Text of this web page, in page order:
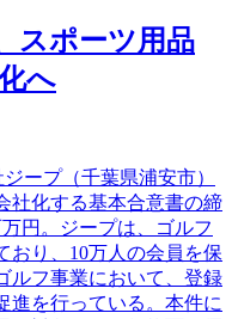
スポーツ用品
へ
ープ（千葉県浦安市）
社化する基本合意書の締
円。ジープは、ゴルフ
おり、10万人の会員を保
ルフ事業において、登録
進を行っている。本件に